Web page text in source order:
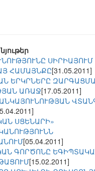
ՍԻՐԻԱՅՈՒՄ
ՀԱՄԱՅՆՔԸ[31.05.2011]
ԵՐԿՐՆԵՐԸ
ԱՌԱՋ[17.05.2011]
ՍՑԵՆԱՐԻ»
[05.04.2011]
ԳՈՐԾՈՆԸ
[15.02.2011]